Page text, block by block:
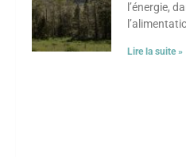
l’énergie,
liens sociaux
Lire la suite »